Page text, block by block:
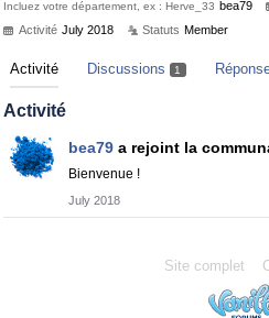
Incluez votre département, ex : Herve_33 bea79
Activité July 2018 Statuts Member
Activité Discussions 1
Activité
bea79 a rejoint la
Bienvenue !
July 2018
Site complet